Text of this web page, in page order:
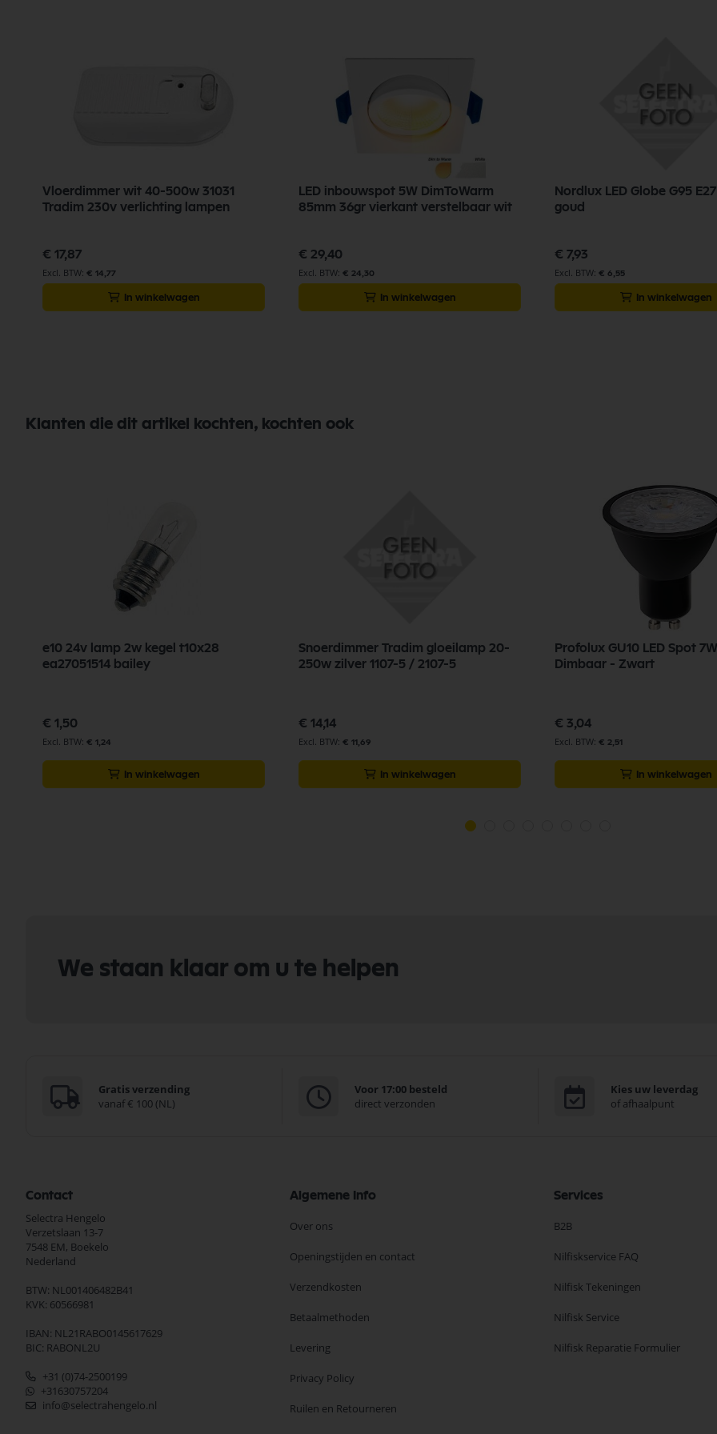
Vloerdimmer wit 40-500w 31031
Tradim 230v verlichting lampen
€ 17,87
€ 14,77
In winkelwagen
LED inbouwspot 5W DimToWarm
85mm 36gr vierkant verstelbaar wit
€ 29,40
€ 24,30
In winkelwagen
Nordlux LED Globe G95
goud
€ 7,93
€ 6,55
In winkelwagen
Klanten die dit artikel kochten, kochten ook
e10 24v lamp 2w kegel t10x28
ea27051514 bailey
€ 1,50
€ 1,24
In winkelwagen
Snoerdimmer Tradim gloeilamp 20-
250w zilver 1107-5 / 2107-5
€ 14,14
€ 11,69
In winkelwagen
Profolux GU10 LED Spot
Dimbaar - Zwart
€ 3,04
€ 2,51
In winkelwagen
We staan klaar om u te helpen
Gratis verzending
vanaf € 100 (NL)
Voor 17:00 besteld
direct verzonden
Kies uw leverdag
of afhaalpunt
Contact
Selectra Hengelo
Verzetslaan 13-7
7548 EM, Boekelo
Nederland
BTW: NL001406482B41
KVK: 60566981
IBAN: NL21RABO0145617629
BIC: RABONL2U
+31 (0)74-2500199
+31630757204
info@selectrahengelo.nl
Algemene Info
Over ons
Openingstijden en contact
Verzendkosten
Betaalmethoden
Levering
Privacy Policy
Ruilen en Retourneren
Services
B2B
Nilfiskservice FAQ
Nilfisk Tekeningen
Nilfisk Service
Nilfisk Reparatie Formulier